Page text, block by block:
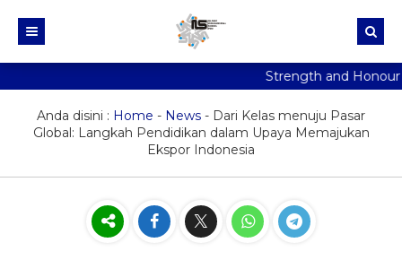
Tentang Kami
Kurikulum IIS PSM
Program Sekolah
Strength and Honour
Anda disini : Home - News - Dari Kelas menuju Pasar
Global: Langkah Pendidikan dalam Upaya Memajukan
Ekspor Indonesia